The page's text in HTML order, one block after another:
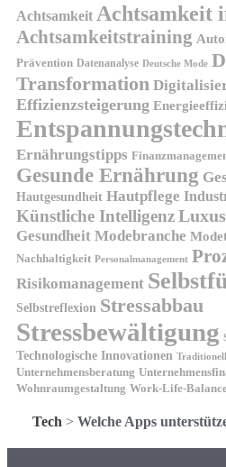
Achtsamkeit Achtsamkeit
Achtsamkeitstraining
Prävention Datenanalyse Deutsche Mode
Transformation
Effizienzsteigerung
Ernährungstipps
Gesunde Ernährung
Hautgesundheit Hautpflege
Künstliche Intelligenz
Gesundheit Modebranche
Nachhaltigkeit Personalmanagement
Risikomanagement
Selbstreflexion Stressabbau
Stressbewältigung
Technologische Innovationen
Unternehmensberatung
Wohnraumgestaltung Work-Life-
Tech > Welche Apps